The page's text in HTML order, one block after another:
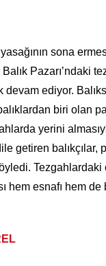
sona
Pazarı’ndaki
devam ediyor.
biri olan
yerini
getiren balıkçılar,
söyledi.
hem esnafı hem de